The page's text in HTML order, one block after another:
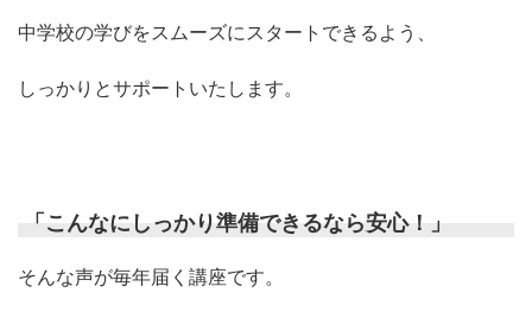
中学校の学びをスムーズにスタートできるよう、
しっかりとサポートいたします。
「こんなにしっかり準備できるなら安心！」
そんな声が毎年届く講座です。